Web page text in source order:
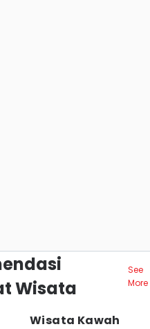
Wisata
See
More
Wisata Kawah